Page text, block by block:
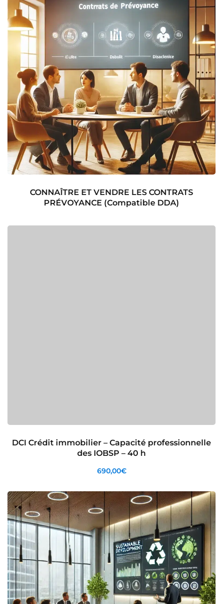
CONNAÎTRE ET VENDRE LES CONTRATS
PRÉVOYANCE (Compatible DDA)
DCI Crédit immobilier – Capacité professionnelle
des IOBSP – 40 h
690,00€